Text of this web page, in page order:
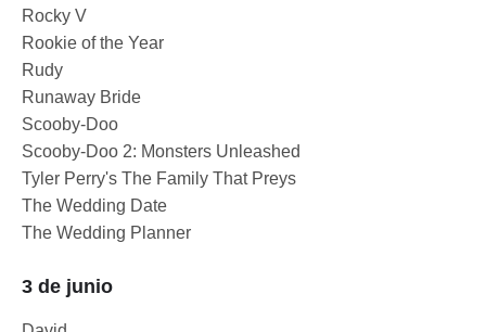
Rocky V
Rookie of the Year
Rudy
Runaway Bride
Scooby-Doo
Scooby-Doo 2: Monsters Unleashed
Tyler Perry's The Family That Preys
The Wedding Date
The Wedding Planner
3 de junio